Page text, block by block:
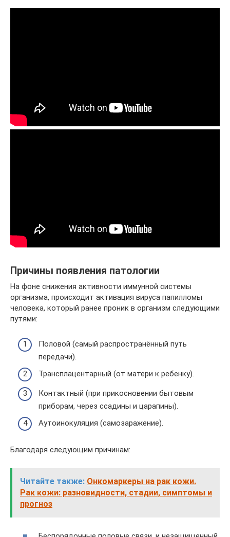
Причины появления патологии
На фоне снижения активности иммунной системы
организма, происходит активация вируса папилломы
человека, который ранее проник в организм следующими
путями:
Половой (самый распространённый путь
передачи).
Трансплацентарный (от матери к ребенку).
Контактный (при прикосновении бытовым
приборам, через ссадины и царапины).
Аутоинокуляция (самозаражение).
Благодаря следующим причинам:
Читайте также: Онкомаркеры на рак кожи.
Рак кожи: разновидности, стадии, симптомы и
прогноз